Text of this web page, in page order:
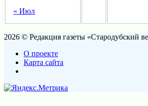
« Июл
2026 © Редакция газеты «Стародубский
О проекте
Карта сайта